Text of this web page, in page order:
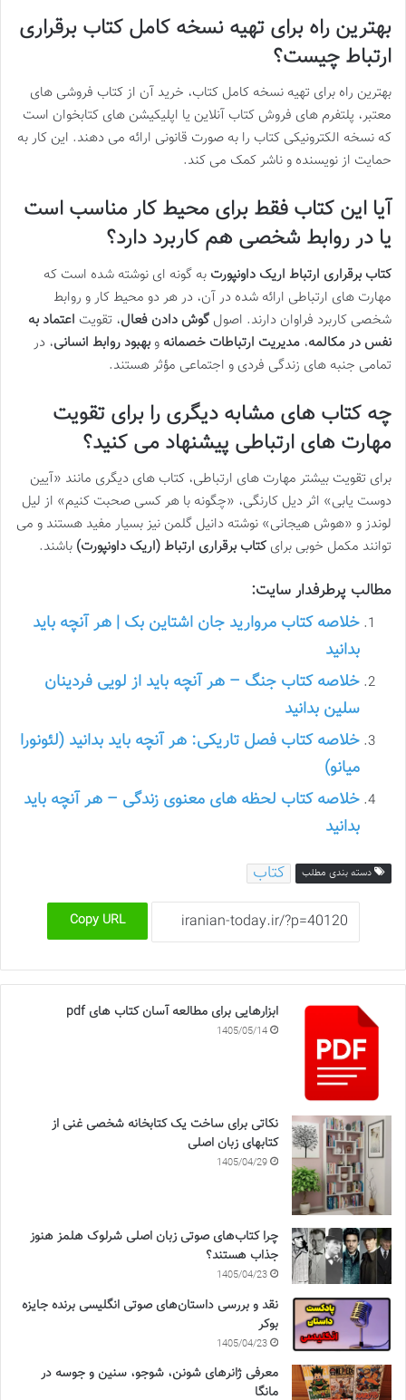
بهترین راه برای تهیه نسخه کامل کتاب برقراری
ارتباط چیست؟
بهترین راه برای تهیه نسخه کامل کتاب، خرید آن از کتاب فروشی های
معتبر، پلتفرم های فروش کتاب آنلاین یا اپلیکیشن های کتابخوان است
که نسخه الکترونیکی کتاب را به صورت قانونی ارائه می دهند. این کار به
حمایت از نویسنده و ناشر کمک می کند.
آیا این کتاب فقط برای محیط کار مناسب است
یا در روابط شخصی هم کاربرد دارد؟
کتاب برقراری ارتباط اریک داونپورت به گونه ای نوشته شده است که
مهارت های ارتباطی ارائه شده در آن، در هر دو محیط کار و روابط
شخصی کاربرد فراوان دارند. اصول گوش دادن فعال، تقویت اعتماد به
نفس در مکالمه، مدیریت ارتباطات خصمانه و بهبود روابط انسانی، در
تمامی جنبه های زندگی فردی و اجتماعی مؤثر هستند.
چه کتاب های مشابه دیگری را برای تقویت
مهارت های ارتباطی پیشنهاد می کنید؟
برای تقویت بیشتر مهارت های ارتباطی، کتاب های دیگری مانند «آیین
دوست یابی» اثر دیل کارنگی، «چگونه با هر کسی صحبت کنیم» از لیل
لوندز و «هوش هیجانی» نوشته دانیل گلمن نیز بسیار مفید هستند و می
توانند مکمل خوبی برای کتاب برقراری ارتباط (اریک داونپورت) باشند.
مطالب پرطرفدار سایت:
خلاصه کتاب مروارید جان اشتاین بک | هر آنچه باید
بدانید
خلاصه کتاب جنگ – هر آنچه باید از لویی فردینان
سلین بدانید
خلاصه کتاب فصل تاریکی: هر آنچه باید بدانید (لئونورا
میانو)
خلاصه کتاب لحظه های معنوی زندگی – هر آنچه باید
بدانید
دسته بندی مطلب کتاب
Copy URL
ابزارهایی برای مطالعه آسان کتاب های pdf
1405/05/14
نکاتی برای ساخت یک کتابخانه شخصی غنی از
کتابهای زبان اصلی
1405/04/29
چرا کتاب‌های صوتی زبان اصلی شرلوک هلمز هنوز
جذاب هستند؟
1405/04/23
نقد و بررسی داستان‌های صوتی انگلیسی برنده جایزه
بوکر
1405/04/23
معرفی ژانرهای شونن، شوجو، سنین و جوسه در
مانگا